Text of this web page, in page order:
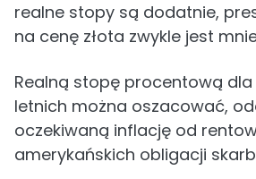
realne stopy są dodatnie,
na cenę złota zwykle jest
Realną stopę procentową dla
letnich można oszacować,
oczekiwaną inflację od
amerykańskich obligacji